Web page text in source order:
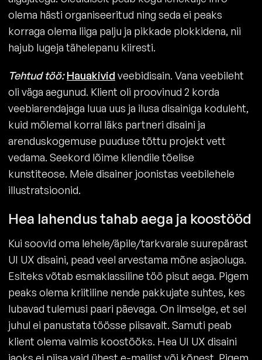
olema hästi organiseeritud ning seda ei peaks
korraga olema liiga palju ja pikkade plokkidena, nii
hajub lugeja tähelepanu kiiresti.
Tehtud töö: Hauakivid veebidisain. Vana veebileht
oli väga aegunud. Klient oli proovinud 2 korda
veebiarendajaga luua uus ja ilusa disainiga koduleht,
kuid mõlemal korral läks partneri disaini ja
arenduskogemuse puuduse tõttu projekt vett
vedama. Seekord lõime kliendile tõelise
kunstiteose. Meie disainer joonistas veebilehele
illustratsioonid.
Hea lahendus tahab aega ja koostööd
Kui soovid oma lehele/äpile/tarkvarale suurepärast
UI UX disaini, pead veel arvestama mõne asjaoluga.
Esiteks võtab esmaklassiline töö pisut aega. Pigem
peaks olema kriitiline nende pakkujate suhtes, kes
lubavad tulemusi paari päevaga. On ilmselge, et sel
juhul ei panustata töösse piisavalt. Samuti peab
klient olema valmis koostööks. Hea UI UX disaini